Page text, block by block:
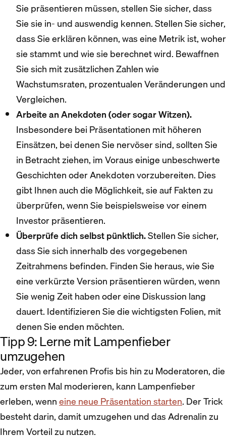
Sie präsentieren müssen, stellen Sie sicher, dass
Sie sie in- und auswendig kennen. Stellen Sie sicher,
dass Sie erklären können, was eine Metrik ist, woher
sie stammt und wie sie berechnet wird. Bewaffnen
Sie sich mit zusätzlichen Zahlen wie
Wachstumsraten, prozentualen Veränderungen und
Vergleichen.
Arbeite an Anekdoten (oder sogar Witzen).
Insbesondere bei Präsentationen mit höheren
Einsätzen, bei denen Sie nervöser sind, sollten Sie
in Betracht ziehen, im Voraus einige unbeschwerte
Geschichten oder Anekdoten vorzubereiten. Dies
gibt Ihnen auch die Möglichkeit, sie auf Fakten zu
überprüfen, wenn Sie beispielsweise vor einem
Investor präsentieren.
Überprüfe dich selbst pünktlich.Stellen Sie sicher,
dass Sie sich innerhalb des vorgegebenen
Zeitrahmens befinden. Finden Sie heraus, wie Sie
eine verkürzte Version präsentieren würden, wenn
Sie wenig Zeit haben oder eine Diskussion lang
dauert. Identifizieren Sie die wichtigsten Folien, mit
denen Sie enden möchten.
Tipp 9: Lerne mit Lampenfieber
umzugehen
Jeder, von erfahrenen Profis bis hin zu Moderatoren, die
zum ersten Mal moderieren, kann Lampenfieber
erleben, wenneine neue Präsentation starten. Der Trick
besteht darin, damit umzugehen und das Adrenalin zu
Ihrem Vorteil zu nutzen.